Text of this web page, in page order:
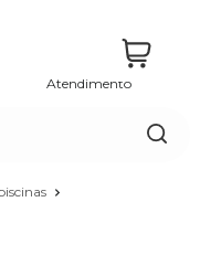
Atendimento